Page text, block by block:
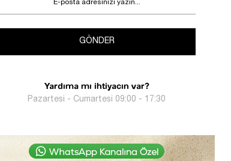
GÖNDER
Yardıma mı ihtiyacın var?
Pazartesi - Cumartesi 09:00 - 17:30